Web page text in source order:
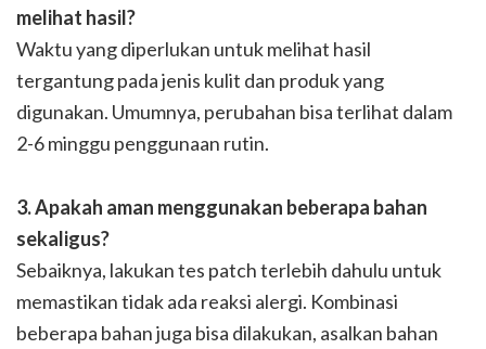
melihat hasil?
Waktu yang diperlukan untuk melihat hasil
tergantung pada jenis kulit dan produk yang
digunakan. Umumnya, perubahan bisa terlihat dalam
2-6 minggu penggunaan rutin.
3. Apakah aman menggunakan beberapa bahan
sekaligus?
Sebaiknya, lakukan tes patch terlebih dahulu untuk
memastikan tidak ada reaksi alergi. Kombinasi
beberapa bahan juga bisa dilakukan, asalkan bahan